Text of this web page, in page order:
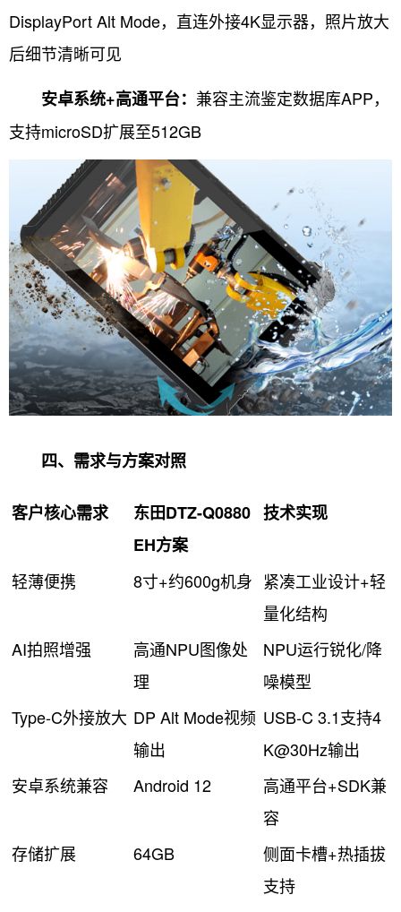
DisplayPort Alt Mode，直连外接4K显示器，照片放大
后细节清晰可见
安卓系统+高通平台： 兼容主流鉴定数据库APP，
支持microSD扩展至512GB
四、需求与方案对照
客户核心需求
东田DTZ-Q0880
EH方案
技术实现
轻薄便携 8寸+约600g机身 紧凑工业设计+轻
量化结构
AI拍照增强
高通NPU图像处
理
NPU运行锐化/降
噪模型
Type-C外接放大 DP Alt Mode视频
输出
USB-C 3.1支持4
K@30Hz输出
安卓系统兼容
Android 12
高通平台+SDK兼
容
存储扩展
64GB
侧面卡槽+热插拔
支持